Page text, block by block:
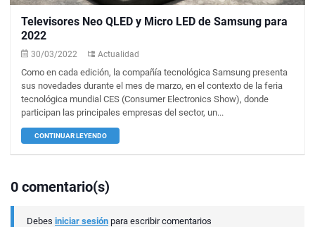
Televisores Neo QLED y Micro LED de Samsung para
2022
30/03/2022 Actualidad
Como en cada edición, la compañía tecnológica Samsung presenta
sus novedades durante el mes de marzo, en el contexto de la feria
tecnológica mundial CES (Consumer Electronics Show), donde
participan las principales empresas del sector, un...
CONTINUAR LEYENDO
0 comentario(s)
Debes iniciar sesión para escribir comentarios